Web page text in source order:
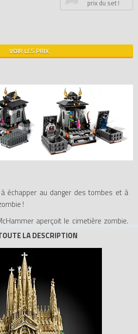
prix du set !
VOIR LES PRIX
échapper au danger des tombes et à
!
aperçoit le cimetière zombie.
la pierre de lune zombie mais alors
! Pourra-t-il repartir vers sa voiture et
avec le marteau géant ? C'est à toi de
McHammer et 3 zombies
zombie et la voiture de Jack McHammer
une crypte, 2 cercueils et une